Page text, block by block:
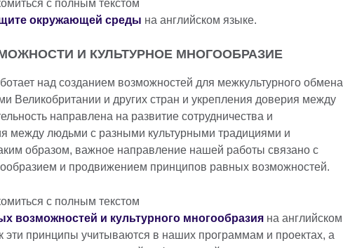
с полным текстом
окружающей среды на английском языке.
И КУЛЬТУРНОЕ МНОГООБРАЗИЕ
над созданием возможностей для межкультурного обмена
Великобритании и других стран и укрепления доверия между
направлена на развитие сотрудничества и
между людьми с разными культурными традициями и
образом, важное направление нашей работы связано с
и продвижением принципов равных возможностей.
с полным текстом
возможностей и культурного многообразия на английском
эти принципы учитываются в наших программам и проектах, а